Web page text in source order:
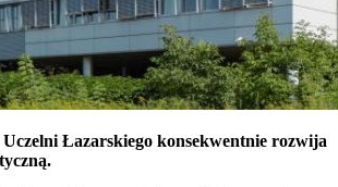
Łazarskiego konsekwentnie rozwija